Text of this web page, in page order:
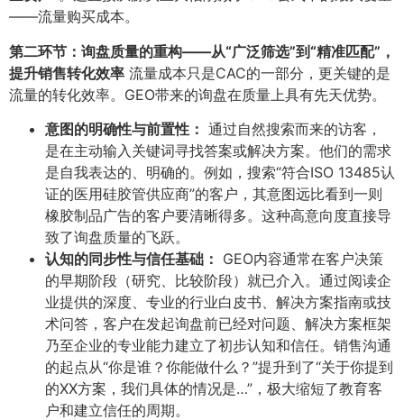
——流量购买成本。
第二环节：询盘质量的重构——从“广泛筛选”到“精准匹配”，
提升销售转化效率 流量成本只是CAC的一部分，更关键的是
流量的转化效率。GEO带来的询盘在质量上具有先天优势。
意图的明确性与前置性：​ 通过自然搜索而来的访客，
是在主动输入关键词寻找答案或解决方案。他们的需求
是自我表达的、明确的。例如，搜索“符合ISO 13485认
证的医用硅胶管供应商”的客户，其意图远比看到一则
橡胶制品广告的客户要清晰得多。这种高意向度直接导
致了询盘质量的飞跃。
认知的同步性与信任基础：​ GEO内容通常在客户决策
的早期阶段（研究、比较阶段）就已介入。通过阅读企
业提供的深度、专业的行业白皮书、解决方案指南或技
术问答，客户在发起询盘前已经对问题、解决方案框架
乃至企业的专业能力建立了初步认知和信任。销售沟通
的起点从“你是谁？你能做什么？”提升到了“关于你提到
的XX方案，我们具体的情况是…”，极大缩短了教育客
户和建立信任的周期。